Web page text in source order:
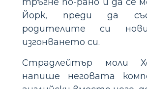
Йорк, преди да
родителите си
изгонването си.
Страдлейтър моли
напише неговата